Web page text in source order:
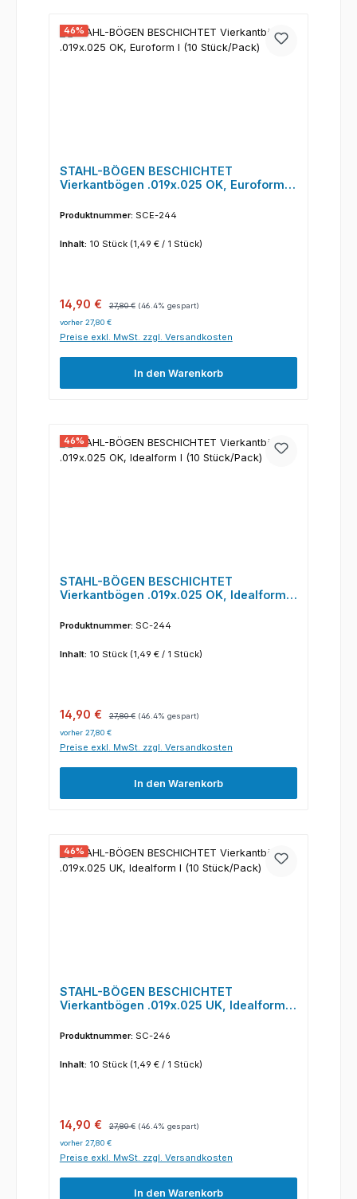
46%
STAHL-BÖGEN BESCHICHTET
Vierkantbögen .019x.025 OK, Euroform I
Produktnummer: SCE-244
Inhalt: 10 Stück (1,49 € / 1 Stück)
Verkaufspreis:
14,90 € Regulärer Preis:
27,80 € (46.4% gespart)
vorher 27,80 €
Preise exkl. MwSt. zzgl. Versandkosten
In den Warenkorb
46%
STAHL-BÖGEN BESCHICHTET
Vierkantbögen .019x.025 OK, Idealform I
Produktnummer: SC-244
Inhalt: 10 Stück (1,49 € / 1 Stück)
Verkaufspreis:
14,90 € 27,80 € (46.4% gespart)
vorher 27,80 €
Preise exkl. MwSt. zzgl. Versandkosten
In den Warenkorb
46%
STAHL-BÖGEN BESCHICHTET
Vierkantbögen .019x.025 UK, Idealform I
Produktnummer: SC-246
Inhalt: 10 Stück (1,49 € / 1 Stück)
Verkaufspreis:
14,90 € 27,80 € (46.4% gespart)
vorher 27,80 €
Preise exkl. MwSt. zzgl. Versandkosten
In den Warenkorb